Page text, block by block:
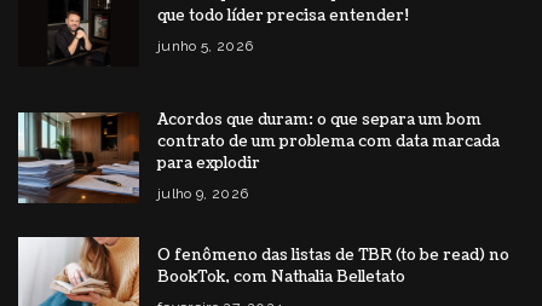
que todo líder precisa entender!
junho 5, 2026
Acordos que duram: o que separa um bom
contrato de um problema com data marcada
para explodir
julho 9, 2026
O fenômeno das listas de TBR (to be read) no
BookTok, com Nathalia Belletato